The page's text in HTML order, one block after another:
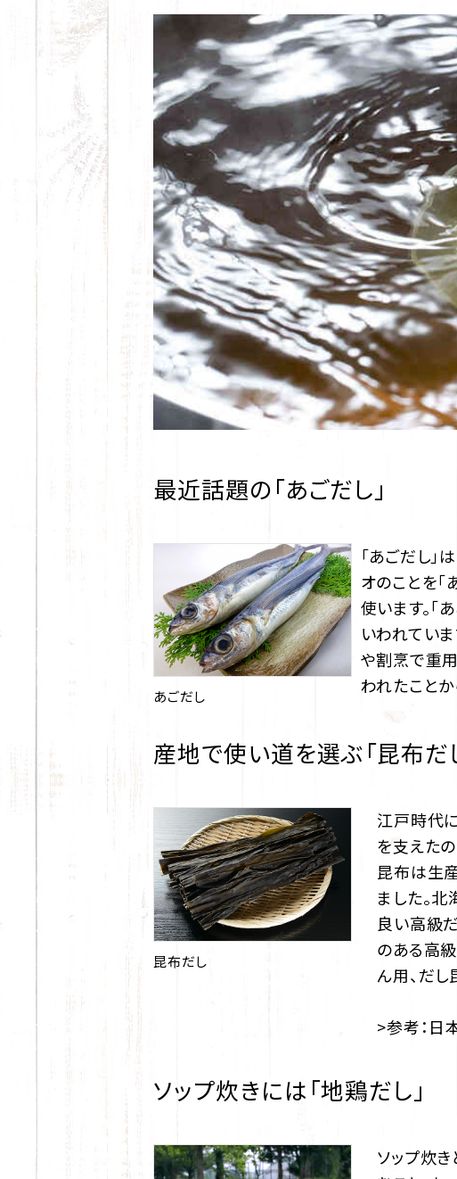
最近話題の「あごだし」
あごだし
「あごだし」
オのことを「
使います。「
いわれてい
や割烹で重
われたことか
産地で使い道を選ぶ「昆布だ
昆布だし
江戸時代
を支えたの
昆布は生
ました。
良い高級
のある高
ん用、だ
>参考： 日
ソップ炊きには「地鶏だし」
ソップ炊